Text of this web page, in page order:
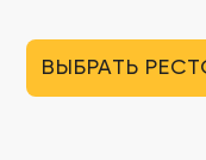
ВЫБРАТЬ